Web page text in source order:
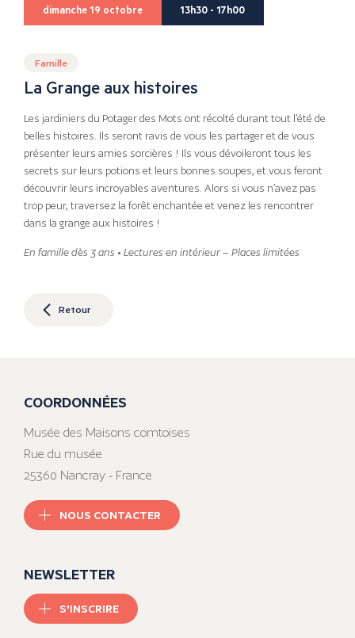
dimanche 19 octobre 13h30 - 17h00
Famille
La Grange aux histoires
Les jardiniers du Potager des Mots ont récolté durant tout l’été de
belles histoires. Ils seront ravis de vous les partager et de vous
présenter leurs amies sorcières ! Ils vous dévoileront tous les
secrets sur leurs potions et leurs bonnes soupes, et vous feront
découvrir leurs incroyables aventures. Alors si vous n’avez pas
trop peur, traversez la forêt enchantée et venez les rencontrer
dans la grange aux histoires !
En famille dès 3 ans • Lectures en intérieur – Places limitées
Retour
COORDONNÉES
Musée des Maisons comtoises
Rue du musée
25360 Nancray - France
NOUS CONTACTER
NEWSLETTER
S'INSCRIRE